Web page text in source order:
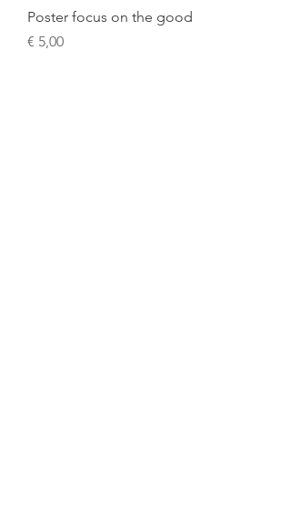
Poster focus on the good
Prijs
€ 5,00